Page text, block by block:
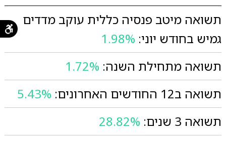
תשואה מיטב פנסיה כללית עוקב מדדים
גמיש בחודש יוני: 1.98%
תשואה מתחילת השנה: 1.72%
תשואה ב12 החודשים האחרונים:
5.43%
תשואה 3 שנים:
28.82%